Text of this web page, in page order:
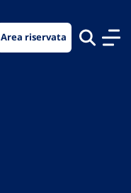
Area riservata